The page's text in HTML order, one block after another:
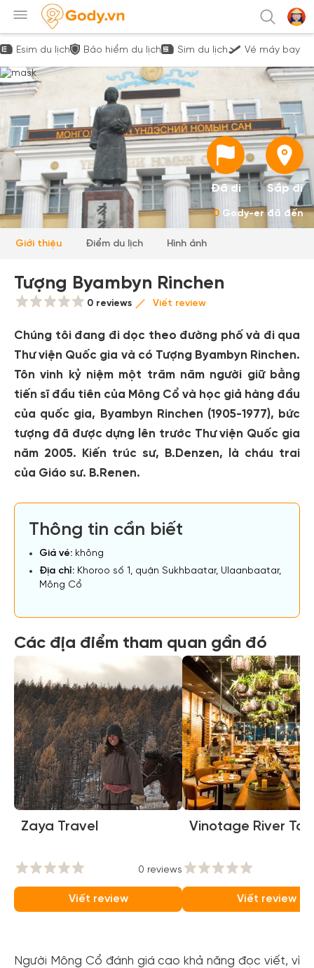
Esim du lịch Bảo hiểm du lịch Sim du lịch Vé máy bay
Đã đi Sắp đi
0 Gody-er đã đến
Giới thiệu Điểm du lịch Hình ảnh
Tượng Byambyn Rinchen
0 reviews Viết review
Chúng tôi đang đi dọc theo đường phố và đi qua
Thư viện Quốc gia và có Tượng Byambyn Rinchen.
Tôn vinh kỷ niệm một trăm năm người giữ bằng
tiến sĩ đầu tiên của Mông Cổ và học giả hàng đầu
của quốc gia, Byambyn Rinchen (1905-1977), bức
tượng đã được dựng lên trước Thư viện Quốc gia
năm 2005. Kiến trúc sư, B.Denzen, là cháu trai
của Giáo sư. B.Renen.
Thông tin cần biết
Giá vé: không
Địa chỉ: Khoroo số 1, quận Sukhbaatar, Ulaanbaatar,
Mông Cổ
Các địa điểm tham quan gần đó
Zaya Travel
0 reviews
Viết review
Vinotage River
Viết review
Người Mông Cổ đánh giá cao khả năng đọc viết, vì